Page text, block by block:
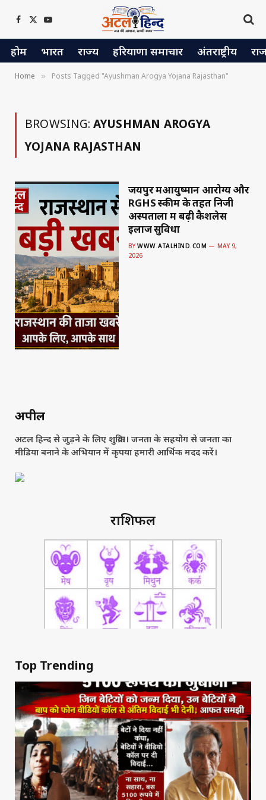
Facebook
X
(Twitter)
YouTube
होम भारत राज्य हरियाणा समाचार अंतराष्ट्रीय
Home » Posts Tagged "Ayushman Arogya Yojana Rajasthan"
BROWSING: AYUSHMAN AROGYA
YOJANA RAJASTHAN
जयपुर मेंआयुष्मान आरोग्य और
RGHS स्कीम के तहत निजी
अस्पतालों में बढ़ी कैशलेस
इलाज सुविधा
BY WWW.ATALHIND.COM
MAY 9,
2026
अपील
अटल हिन्द से जुड़ने के लिए शुक्रिया। जनता के सहयोग से जनता का
मीडिया बनाने के अभियान में कृपया हमारी आर्थिक मदद करें।
राशिफल
Top Trending